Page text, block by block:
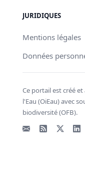
JURIDIQUES
Mentions légales
Données
Ce portail est créé
l'Eau (OiEau) avec
biodiversité (OFB).